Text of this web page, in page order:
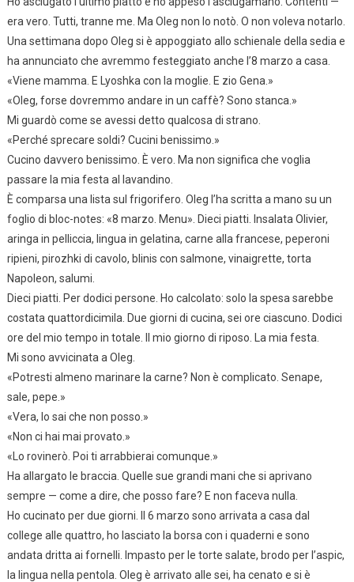
era vero. Tutti, tranne me. Ma Oleg non lo notò. O non voleva notarlo.
Una settimana dopo Oleg si è appoggiato allo schienale della sedia e
ha annunciato che avremmo festeggiato anche l’8 marzo a casa.
«Viene mamma. E Lyoshka con la moglie. E zio Gena.»
«Oleg, forse dovremmo andare in un caffè? Sono stanca.»
Mi guardò come se avessi detto qualcosa di strano.
«Perché sprecare soldi? Cucini benissimo.»
Cucino davvero benissimo. È vero. Ma non significa che voglia
passare la mia festa al lavandino.
È comparsa una lista sul frigorifero. Oleg l’ha scritta a mano su un
foglio di bloc-notes: «8 marzo. Menu». Dieci piatti. Insalata Olivier,
aringa in pelliccia, lingua in gelatina, carne alla francese, peperoni
ripieni, pirozhki di cavolo, blinis con salmone, vinaigrette, torta
Napoleon, salumi.
Dieci piatti. Per dodici persone. Ho calcolato: solo la spesa sarebbe
costata quattordicimila. Due giorni di cucina, sei ore ciascuno. Dodici
ore del mio tempo in totale. Il mio giorno di riposo. La mia festa.
Mi sono avvicinata a Oleg.
«Potresti almeno marinare la carne? Non è complicato. Senape,
sale, pepe.»
«Vera, lo sai che non posso.»
«Non ci hai mai provato.»
«Lo rovinerò. Poi ti arrabbierai comunque.»
Ha allargato le braccia. Quelle sue grandi mani che si aprivano
sempre — come a dire, che posso fare? E non faceva nulla.
Ho cucinato per due giorni. Il 6 marzo sono arrivata a casa dal
college alle quattro, ho lasciato la borsa con i quaderni e sono
andata dritta ai fornelli. Impasto per le torte salate, brodo per l’aspic,
la lingua nella pentola. Oleg è arrivato alle sei, ha cenato e si è